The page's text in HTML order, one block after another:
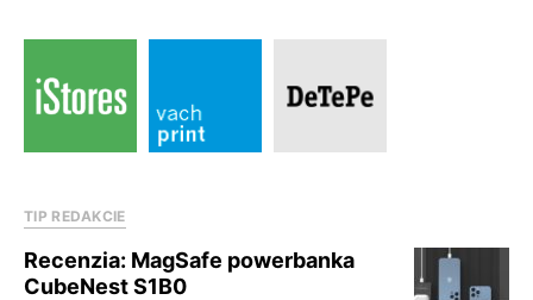
TIP REDAKCIE
Recenzia: MagSafe powerbanka
CubeNest S1B0